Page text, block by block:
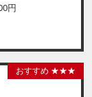
円
おすすめ ★★★